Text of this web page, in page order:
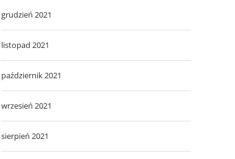
grudzień 2021
listopad 2021
październik 2021
wrzesień 2021
sierpień 2021